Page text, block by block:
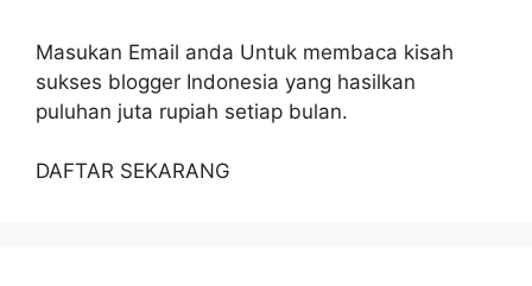
Masukan Email anda Untuk membaca kisah
sukses blogger Indonesia yang hasilkan
puluhan juta rupiah setiap bulan.
DAFTAR SEKARANG